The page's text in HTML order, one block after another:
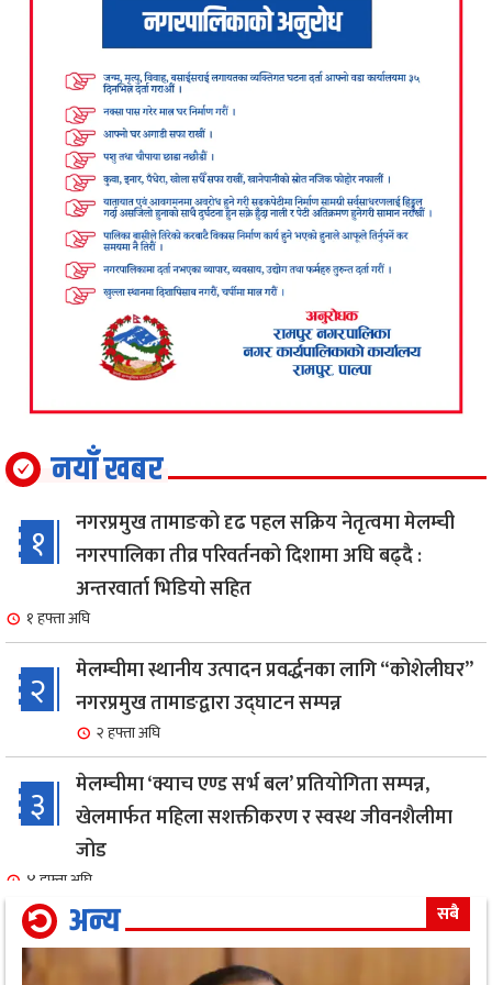
नयाँ खबर
१
नगरप्रमुख तामाङको दृढ पहल सक्रिय नेतृत्वमा मेलम्ची
नगरपालिका तीव्र परिवर्तनको दिशामा अघि बढ्दै :
अन्तरवार्ता भिडियो सहित
१ हफ्ता अघि
२
मेलम्चीमा स्थानीय उत्पादन प्रवर्द्धनका लागि “कोशेलीघर”
नगरप्रमुख तामाङद्वारा उद्घाटन सम्पन्न
२ हफ्ता अघि
३
मेलम्चीमा ‘क्याच एण्ड सर्भ बल’ प्रतियोगिता सम्पन्न,
खेलमार्फत महिला सशक्तीकरण र स्वस्थ जीवनशैलीमा
जोड
४ हफ्ता अघि
४
एक सफल बाइक मेकानिक उमेश सोनामको अभिनय क्षेत्रमा
दमदार ईन्ट्री,नायिका गरिमा संग रोमान्स: हेर्नुहोस भिडियो ।
अन्य सबै